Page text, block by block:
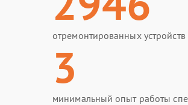
отремонтированных устройств
3
минимальный опыт работы